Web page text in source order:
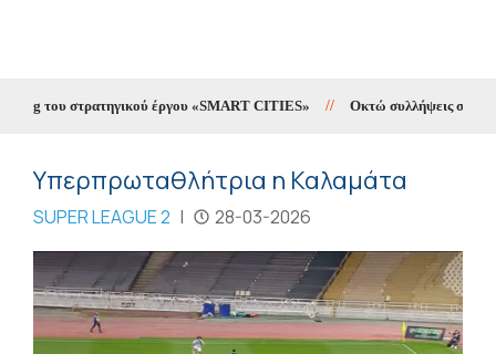
του στρατηγικού έργου «SMART CITIES» // Οκτώ συλλήψεις σε δέκα
Υπερπρωταθλήτρια η Καλαμάτα
SUPER LEAGUE 2 | 28-03-2026